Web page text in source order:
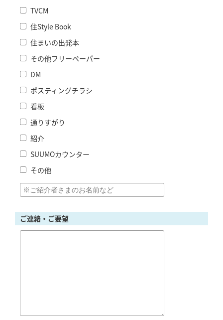
TVCM
住Style Book
住まいの出発本
その他フリーペーパー
DM
ポスティングチラシ
看板
通りすがり
紹介
SUUMOカウンター
その他
ご連絡・ご要望